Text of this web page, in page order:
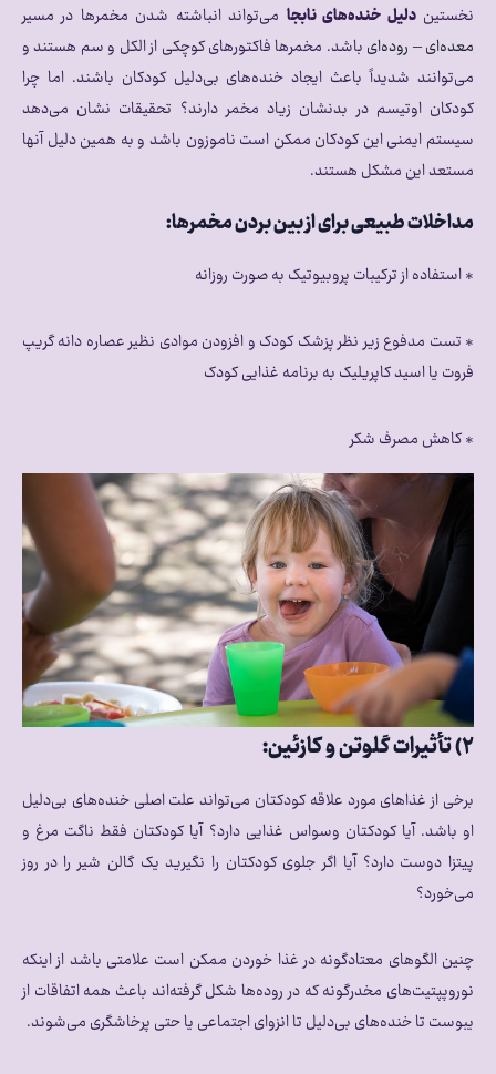
نخستیندلیل خنده‌های نابجا می‌تواند انباشته شدن مخمرها در مسیر
معده‌ای – روده‌ایباشد. مخمرها فاکتورهای کوچکی از الکل و سم هستند و
می‌توانند شدیداً باعث ایجاد خنده‌های بی‌دلیل کودکان باشند. اما چرا
کودکان اوتیسم در بدنشان زیاد مخمر دارند؟ تحقیقات نشان می‌دهد
سیستم ایمنی این کودکان ممکن است ناموزون باشد و به همین دلیل آنها
مستعد این مشکل هستند.
مداخلات طبیعی برای از بین بردن مخمرها:
٭ استفاده از ترکیبات پروبیوتیک به صورت روزانه
٭ تست مدفوع زیر نظر پزشک کودک و افزودن موادی نظیر عصاره دانه گریپ
فروت یا اسید کاپریلیک به برنامه غذایی کودک
٭ کاهش مصرف شکر
۲) تأثیرات گلوتن و کازئین:
برخی از غذاهای مورد علاقه کودکتان می‌تواند علت اصلی خنده‌های بی‌دلیل
او باشد. آیا کودکتان وسواس غذایی دارد؟ آیا کودکتان فقط ناگت مرغ و
پیتزا دوست دارد؟ آیا اگر جلوی کودکتان را نگیرید یک گالن شیر را در روز
می‌خورد؟
چنین الگوهای معتادگونه در غذا خوردن ممکن است علامتی باشد از اینکه
نوروپپتیت‌های مخدرگونه که در روده‌ها شکل گرفته‌اند باعث همه اتفاقات از
یبوست تا خنده‌های بی‌دلیل تا انزوای اجتماعی یا حتی پرخاشگری می‌شوند.